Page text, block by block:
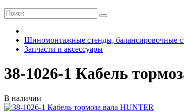
Шиномонтажные стенды, балансировочные
Запчасти и аксессуары
38-1026-1 Кабель
В наличии